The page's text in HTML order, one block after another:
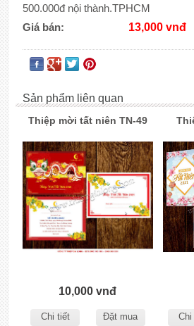
500.000đ nội thành.TPHCM
Giá bán:
13,000 vnđ
Sản phẩm liên quan
Thiệp mời tất niên TN-49
10,000 vnđ
Chi tiết Đặt mua